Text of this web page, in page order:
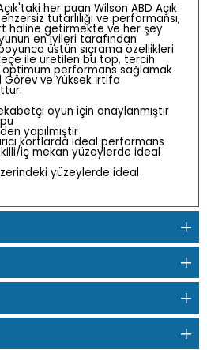
her puan Wilson ABD Açık
tutarlılığı ve performansı,
haline getirmekte ve her şey
en iyileri tarafından
üstün sıçrama özellikleri
ile üretilen bu top, tercih
performans sağlamak
Görev ve Yüksek İrtifa
oyun için onaylanmıştır
yapılmıştır
kortlarda ideal performans
iç mekan yüzeylerde ideal
yüzeylerde ideal